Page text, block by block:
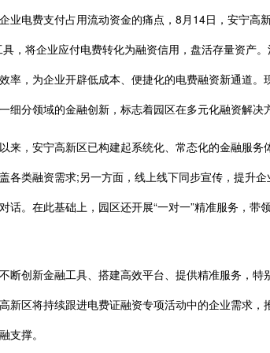
电费支付占用流动资金的痛点，8月14日，安宁高新
具，将企业应付电费转化为融资信用，盘活存量资产
率，为企业开辟低成本、便捷化的电费融资新通道
细分领域的金融创新，标志着园区在多元化融资解决
，安宁高新区已构建起系统化、常态化的金融服务
各类融资需求;另一方面，线上线下同步宣传，提升
话。在此基础上，园区还开展“一对一”精准服务，
创新金融工具、搭建高效平台、提供精准服务，特
新区将持续跟进电费证融资专项活动中的企业需求
支撑。